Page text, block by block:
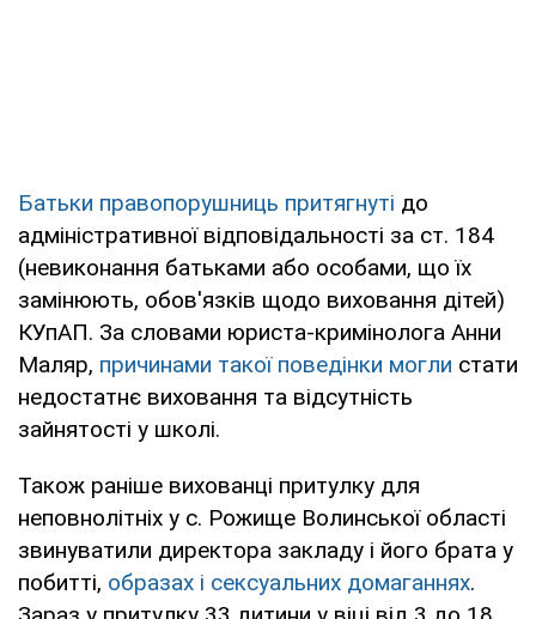
Батьки правопорушниць притягнуті до
адміністративної відповідальності за ст. 184
(невиконання батьками або особами, що їх
замінюють, обов'язків щодо виховання дітей)
КУпАП. За словами юриста-кримінолога Анни
Маляр, причинами такої поведінки могли стати
недостатнє виховання та відсутність
зайнятості у школі.
Також раніше вихованці притулку для
неповнолітніх у с. Рожище Волинської області
звинуватили директора закладу і його брата у
побитті, образах і сексуальних домаганнях.